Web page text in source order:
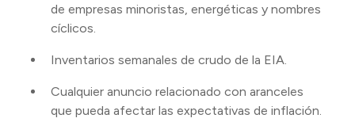
de empresas minoristas, energéticas y nombres
cíclicos.
Inventarios semanales de crudo de la EIA.
Cualquier anuncio relacionado con aranceles
que pueda afectar las expectativas de inflación.